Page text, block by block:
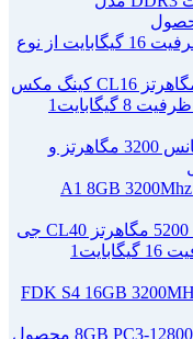
رم پاتریوت Signature Line ظرفیت 16 گیگابایت از نوع
رم دسکتاپ تک کاناله 3200 مگاهرتز CL16 کینگ مکس
1
رم دسکتاپ کروشیال با فرکانس 3200 مگاهرتز و
رم کامپیوتر DDR5 تک کاناله 5200 مگاهرتز CL40 جی
1